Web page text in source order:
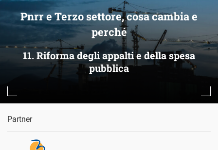
Pnrr e Terzo settore, cosa cambia e
perché
11. Riforma degli appalti e della spesa
pubblica
Partner